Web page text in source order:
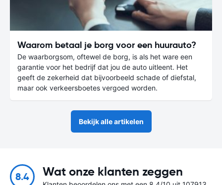
Waarom betaal je borg voor een huurauto?
De waarborgsom, oftewel de borg, is als het ware een
garantie voor het bedrijf dat jou de auto uitleent. Het
geeft de zekerheid dat bijvoorbeeld schade of diefstal,
maar ook verkeersboetes vergoed worden.
Bekijk alle artikelen
8.4 Wat onze klanten zeggen